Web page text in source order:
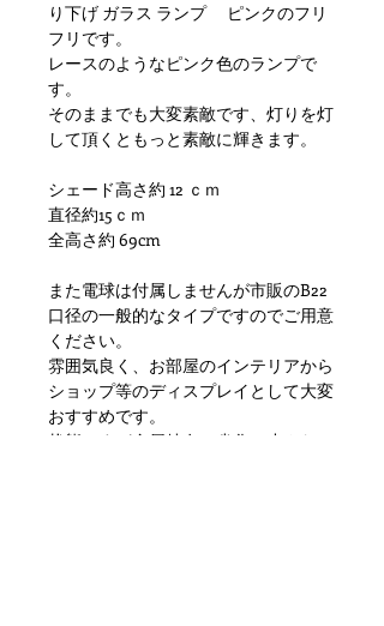
り下げ ガラス ランプ ピンクのフリ
フリです。
レースのようなピンク色のランプで
す。
そのままでも大変素敵です、灯りを灯
して頂くともっと素敵に輝きます。
シェード高さ約 12 ｃｍ
直径約15ｃｍ
全高さ約 69cm
また電球は付属しませんが市販のB22
口径の一般的なタイプですのでご用意
ください。
雰囲気良く、お部屋のインテリアから
ショップ等のディスプレイとして大変
おすすめです。
状態ですが金属特有の劣化、小さなチ